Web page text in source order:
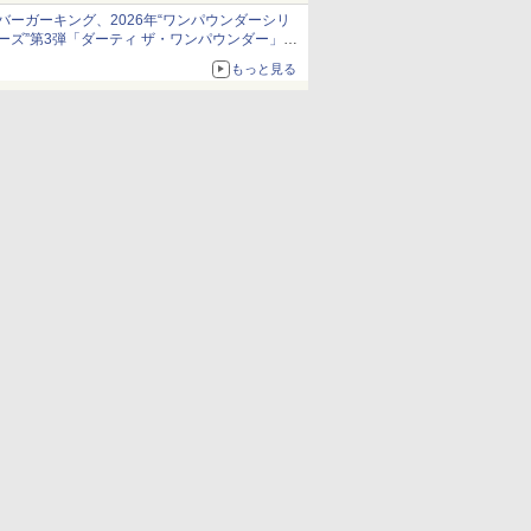
売から2週間は20%オフになるセールが実施
ーガーキング、2026年“ワンパウンダーシリ
ズ”第3弾「ダーティ ザ・ワンパウンダー」を
特製ガーリックマヨソース」を使用した超大
もっと見る